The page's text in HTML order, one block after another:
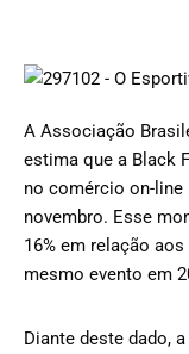
A Associação
estima que a Black
no comércio on-line
novembro. Esse
16% em relação
mesmo evento em
Diante deste dado,